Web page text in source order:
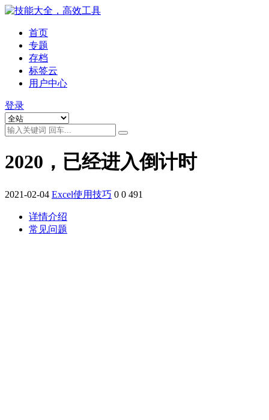
首页
专题
存档
标签云
用户中心
登录
2020，已经进入倒计时
2021-02-04 Excel使用技巧 0 0 491
详情介绍
常见问题